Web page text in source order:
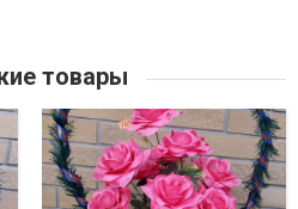
товары